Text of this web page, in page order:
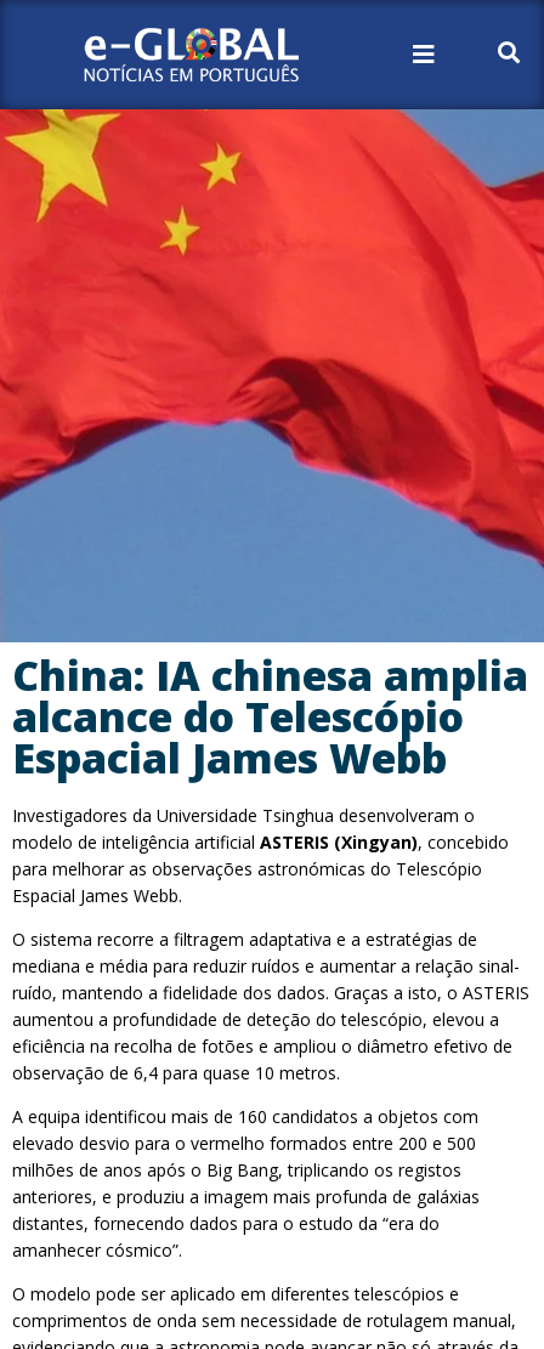
China: IA chinesa amplia
alcance do Telescópio
Espacial James Webb
Investigadores da Universidade Tsinghua desenvolveram o
modelo de inteligência artificial ASTERIS (Xingyan), concebido
para melhorar as observações astronómicas do Telescópio
Espacial James Webb.
O sistema recorre a filtragem adaptativa e a estratégias de
mediana e média para reduzir ruídos e aumentar a relação sinal-
ruído, mantendo a fidelidade dos dados. Graças a isto, o ASTERIS
aumentou a profundidade de deteção do telescópio, elevou a
eficiência na recolha de fotões e ampliou o diâmetro efetivo de
observação de 6,4 para quase 10 metros.
A equipa identificou mais de 160 candidatos a objetos com
elevado desvio para o vermelho formados entre 200 e 500
milhões de anos após o Big Bang, triplicando os registos
anteriores, e produziu a imagem mais profunda de galáxias
distantes, fornecendo dados para o estudo da “era do
amanhecer cósmico”.
O modelo pode ser aplicado em diferentes telescópios e
comprimentos de onda sem necessidade de rotulagem manual,